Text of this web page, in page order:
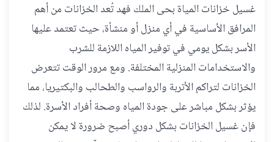
غسيل خزانات المياة بحى الملك فهد تُعد الخزانات من أهم
المرافق الأساسية في أي منزل أو منشأة، حيث تعتمد عليها
الأسر بشكل يومي في توفير المياه اللازمة للشرب
والاستخدامات المنزلية المختلفة. ومع مرور الوقت تتعرض
الخزانات لتراكم الأتربة والرواسب والطحالب والبكتيريا، مما
يؤثر بشكل مباشر على جودة المياه وصحة أفراد الأسرة. لذلك
فإن غسيل الخزانات بشكل دوري أصبح ضرورة لا يمكن